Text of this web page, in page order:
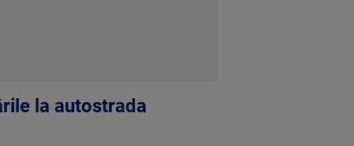
la autostrada